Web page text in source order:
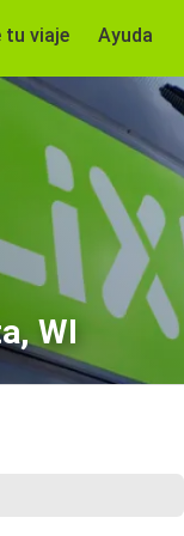
tu viaje Ayuda
WI